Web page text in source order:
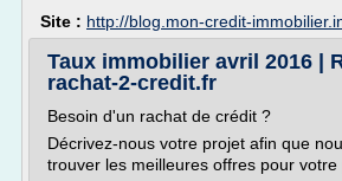
Site : http://blog.mon-credit-
Taux immobilier avril 2016 |
rachat-2-credit.fr
Besoin d'un rachat de crédit ?
Décrivez-nous votre projet afin que
trouver les meilleures offres pour votre